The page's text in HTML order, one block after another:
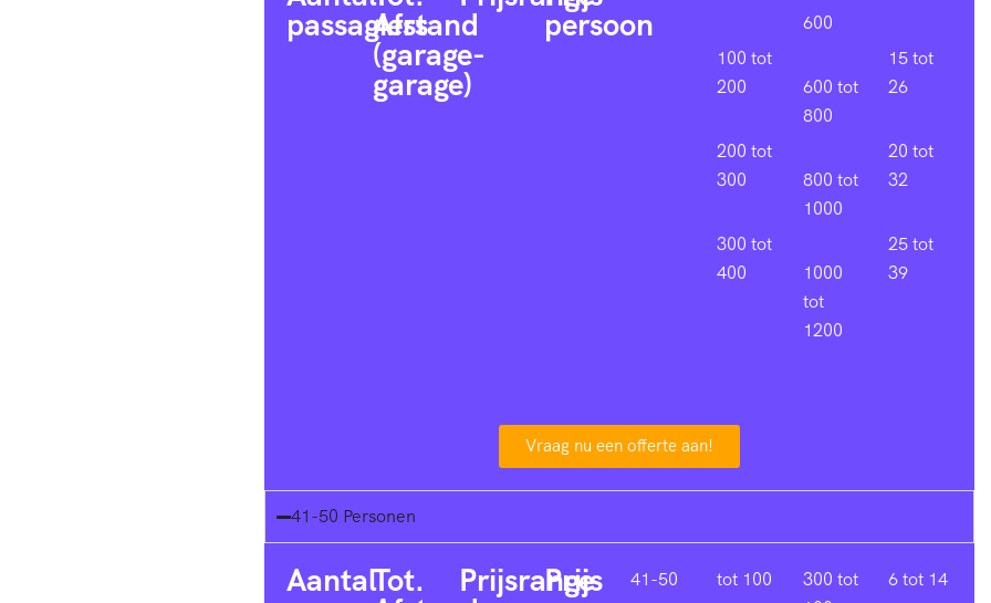
passagiers
Afstand
(garage-
garage)
persoon
100 tot
200
200 tot
300
300 tot
400
600
600 tot
800
800 tot
1000
1000
tot
1200
15 tot
26
20 tot
32
25 tot
39
Vraag nu een offerte aan!
41-50 Personen
AantalTot. Prijsrange
Prijs 41-50 tot 100
300 tot
6 tot 14